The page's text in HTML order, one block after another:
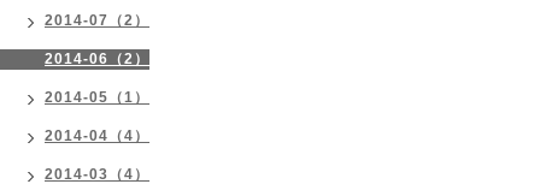
2014-07（2）
2014-06（2）
2014-05（1）
2014-04（4）
2014-03（4）